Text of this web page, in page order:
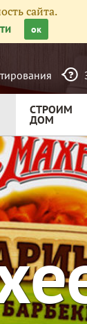
сайта.
ок
СТРОИМ
ДОМ